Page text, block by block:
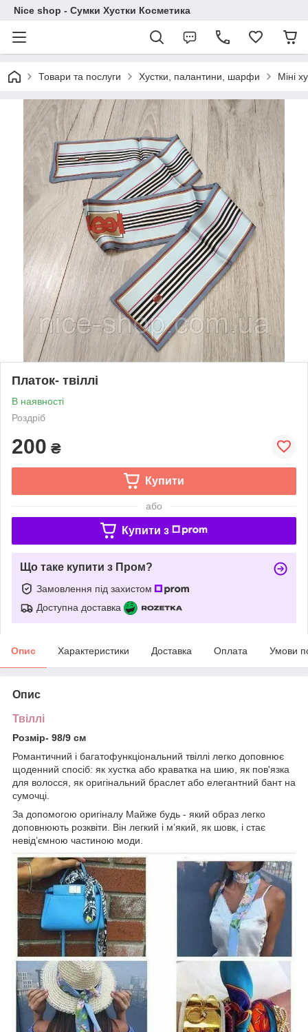
Nice shop - Сумки Хустки Косметика
Товари та послуги Хустки, палантини, шарфи Міні
Платок- твіллі
В наявності
Роздріб
200 ₴
Купити
або
Купити з
Що таке купити з Пром?
Замовлення під захистом
Доступна доставка
Опис Характеристики Доставка Оплата Умови
Опис
Твіллі
Розмір- 98/9 см
Романтичний і багатофункціональний твіллі легко доповнює
щоденний спосіб: як хустка або краватка на шию, як пов'язка
для волосся, як оригінальний браслет або елегантний бант на
сумочці.
За допомогою оригіналу Майже будь - який образ легко
доповнюють розквіти. Він легкий і м’який, як шовк, і стає
невід’ємною частиною моди.